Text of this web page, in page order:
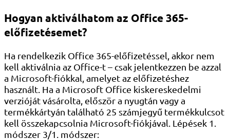
Hogyan aktiválhatom az Office 365-
előfizetésemet?
Ha rendelkezik Office 365-előfizetéssel, akkor nem
kell aktiválnia az Office-t – csak jelentkezzen be azzal
a Microsoft-fiókkal, amelyet az előfizetéshez
használt. Ha a Microsoft Office kiskereskedelmi
verzióját vásárolta, először a nyugtán vagy a
termékkártyán található 25 számjegyű termékkulcsot
kell összekapcsolnia Microsoft-fiókjával. Lépések 1.
módszer 3/1. módszer: